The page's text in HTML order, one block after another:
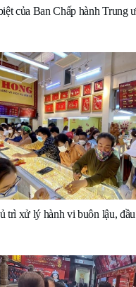
của Ban Chấp hành Trung
trì xử lý hành vi buôn lậu,